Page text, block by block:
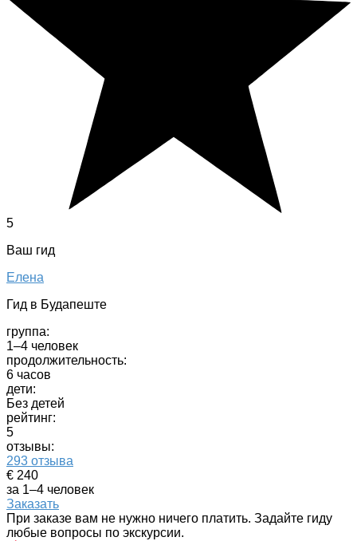
5
Ваш гид
Елена
Гид в Будапеште
группа:
1–4 человек
продолжительность:
6 часов
дети:
Без детей
рейтинг:
5
отзывы:
293 отзыва
€ 240
за 1–4 человек
Заказать
При заказе вам не нужно ничего платить. Задайте гиду
любые вопросы по экскурсии.